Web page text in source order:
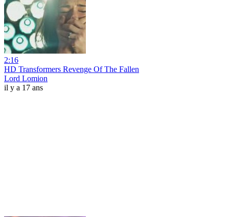
2:16
HD Transformers Revenge Of The Fallen
Lord Lomion
il y a 17 ans